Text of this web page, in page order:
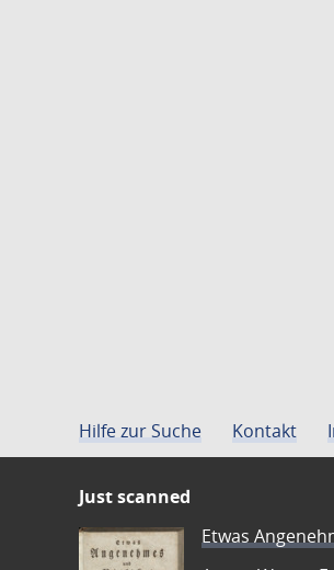
Hilfe zur Suche Kontakt
Just scanned
Etwas